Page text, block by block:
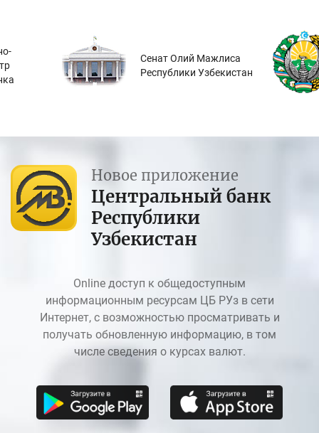
Сенат Олий Мажлиса
Республики Узбекистан
Новое приложение
Центральный банк
Республики
Узбекистан
Online доступ к общедоступным
информационным ресурсам ЦБ РУз в сети
Интернет, с возможностью просматривать и
получать обновленную информацию, в том
числе сведения о курсах валют.